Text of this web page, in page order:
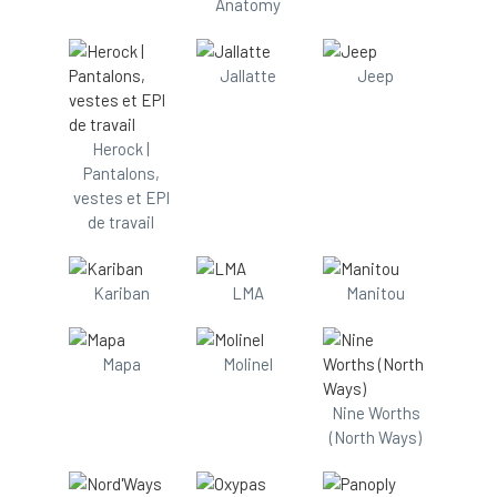
Anatomy
Herock |
Pantalons,
vestes et EPI
de travail
Jallatte Jeep
Kariban LMA Manitou
Mapa Molinel
Nine Worths
(North Ways)